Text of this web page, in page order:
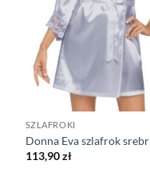
SZLAFROKI
Donna Eva szlafrok
113,90zł